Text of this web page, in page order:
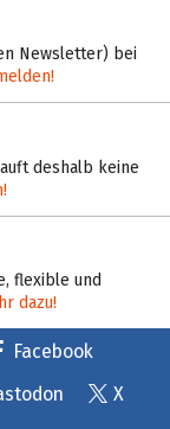
Newsletter) bei
deshalb keine
flexible und
dazu!
Facebook
X